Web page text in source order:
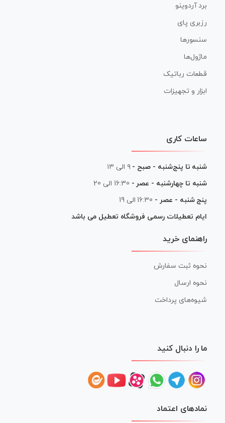
برد آردوینو
رزبری پای
سنسورها
ماژول‌ها
قطعات رباتیک
ابزار و تجهیزات
ساعات کاری
شنبه تا پنج‌شنبه - صبح - ۹ الی ۱۳
شنبه تا چهارشنبه - عصر - 16:30 الی 20
پنج شنبه - عصر - 16:30 الی 19
ایام تعطیلات رسمی فروشگاه تعطیل می باشد
راهنمای خرید
نحوه ثبت سفارش
نحوه ارسال
شیوه‌های پرداخت
ما را دنبال کنید
نمادهای اعتماد